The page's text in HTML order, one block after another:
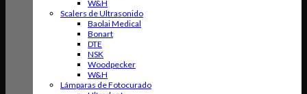
W&H
Scalers de Ultrasonido
Baolai Medical
Bonart
DTE
NSK
Woodpecker
W&H
Lámparas de Fotocurado